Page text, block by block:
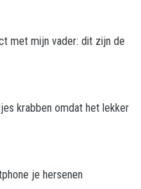
met mijn vader: dit zijn de
krabben omdat het lekker
je hersenen